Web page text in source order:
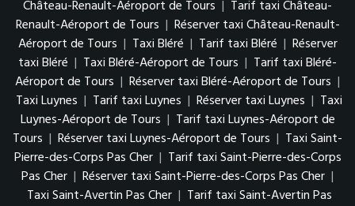
Château-Renault-Aéroport de Tours | Tarif taxi Château-
Renault-Aéroport de Tours | Réserver taxi Château-Renault-
Aéroport de Tours | Taxi Bléré | Tarif taxi Bléré | Réserver
taxi Bléré | Taxi Bléré-Aéroport de Tours | Tarif taxi Bléré-
Aéroport de Tours | Réserver taxi Bléré-Aéroport de Tours |
Taxi Luynes | Tarif taxi Luynes | Réserver taxi Luynes | Taxi
Luynes-Aéroport de Tours | Tarif taxi Luynes-Aéroport de
Tours | Réserver taxi Luynes-Aéroport de Tours | Taxi Saint-
Pierre-des-Corps Pas Cher | Tarif taxi Saint-Pierre-des-Corps
Pas Cher | Réserver taxi Saint-Pierre-des-Corps Pas Cher |
Taxi Saint-Avertin Pas Cher | Tarif taxi Saint-Avertin Pas